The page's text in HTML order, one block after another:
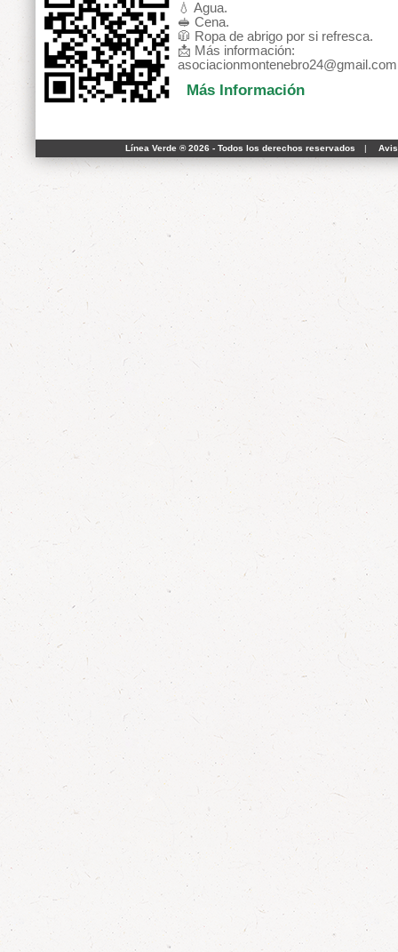
💧 Agua.
🥪 Cena.
🧥 Ropa de abrigo por si refresca.
📩 Más información:
asociacionmontenebro24@gmail.com
Más Información
Línea Verde ® 2026 - Todos los derechos reservados |